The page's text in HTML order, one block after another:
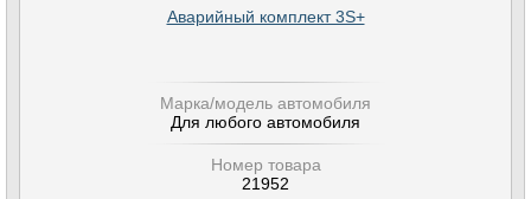
Аварийный комплект 3S+
Марка/модель автомобиля
Для любого автомобиля
Номер товара
21952